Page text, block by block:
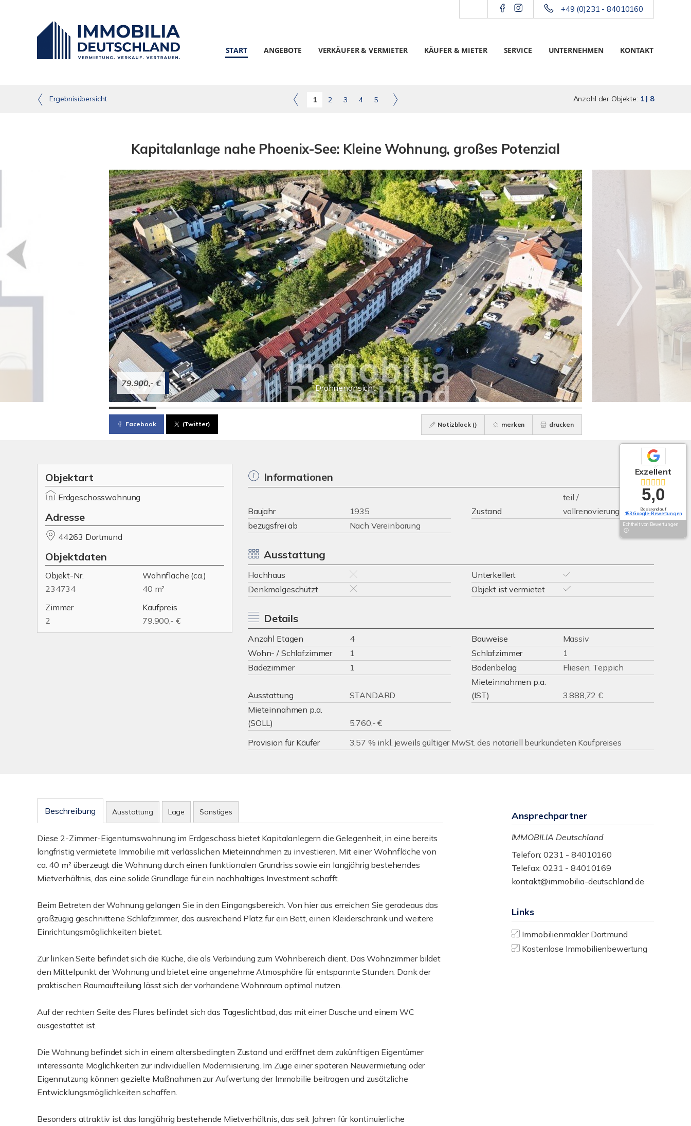
+49 (0)231 - 84010160
START ANGEBOTE VERKÄUFER & VERMIETER KÄUFER & MIETER SERVICE UNTERNEHMEN KONTAKT
Ergebnisübersicht 1 2 3 4 5 Anzahl der Objekte: 1 | 8
Kapitalanlage nahe Phoenix-See: Kleine Wohnung, großes Potenzial
Drohnenansicht
79.900,- €
Facebook (Twitter) Notizblock () merken drucken
Objektart
Erdgeschosswohnung
Adresse
44263 Dortmund
Objektdaten
Objekt-Nr.
234734
Wohnfläche (ca.)
40 m²
Zimmer
2
Kaufpreis
79.900,- €
Informationen
Baujahr 1935 Zustand
teil /
vollrenovierungsbedürftig
bezugsfrei ab
Nach Vereinbarung
Ausstattung
Hochhaus
Unterkellert
Denkmalgeschützt
Objekt ist vermietet
Details
Anzahl Etagen 4 Bauweise
Massiv
Wohn- / Schlafzimmer
1 Schlafzimmer
1
Badezimmer
1 Bodenbelag Fliesen, Teppich
Ausstattung STANDARD
Mieteinnahmen p.a.
(IST)
3.888,72 €
Mieteinnahmen p.a.
(SOLL)
5.760,- €
Provision für Käufer
3,57 % inkl. jeweils gültiger MwSt. des notariell beurkundeten Kaufpreises
Beschreibung Ausstattung Lage Sonstiges
Diese 2-Zimmer-Eigentumswohnung im Erdgeschoss bietet Kapitalanlegern die Gelegenheit, in eine bereits
langfristig vermietete Immobilie mit verlässlichen Mieteinnahmen zu investieren. Mit einer Wohnfläche von
ca. 40 m² überzeugt die Wohnung durch einen funktionalen Grundriss sowie ein langjährig bestehendes
Mietverhältnis, das eine solide Grundlage für ein nachhaltiges Investment schafft.
Beim Betreten der Wohnung gelangen Sie in den Eingangsbereich. Von hier aus erreichen Sie geradeaus das
großzügig geschnittene Schlafzimmer, das ausreichend Platz für ein Bett, einen Kleiderschrank und weitere
Einrichtungsmöglichkeiten bietet.
Zur linken Seite befindet sich die Küche, die als Verbindung zum Wohnbereich dient. Das Wohnzimmer bildet
den Mittelpunkt der Wohnung und bietet eine angenehme Atmosphäre für entspannte Stunden. Dank der
praktischen Raumaufteilung lässt sich der vorhandene Wohnraum optimal nutzen.
Auf der rechten Seite des Flures befindet sich das Tageslichtbad, das mit einer Dusche und einem WC
ausgestattet ist.
Die Wohnung befindet sich in einem altersbedingten Zustand und eröffnet dem zukünftigen Eigentümer
interessante Möglichkeiten zur individuellen Modernisierung. Im Zuge einer späteren Neuvermietung oder
Eigennutzung können gezielte Maßnahmen zur Aufwertung der Immobilie beitragen und zusätzliche
Entwicklungsmöglichkeiten schaffen.
Besonders attraktiv ist das langjährig bestehende Mietverhältnis, das seit Jahren für kontinuierliche
Ansprechpartner
IMMOBILIA Deutschland
Telefon: 0231 - 84010160
Telefax: 0231 - 84010169
kontakt@immobilia-deutschland.de
Links
Immobilienmakler Dortmund
Kostenlose Immobilienbewertung
Exzellent
5,0
Basierend auf
153 Google-Bewertungen
Echtheit von Bewertungen